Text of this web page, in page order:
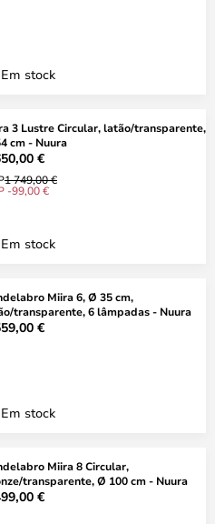
Em stock
3 Lustre Circular, latão/transparente,
cm - Nuura
€
1 749,00 €
-99,00 €
Em stock
Miira 6, Ø 35 cm,
transparente, 6 lâmpadas - Nuura
€
Em stock
Miira 8 Circular,
transparente, Ø 100 cm - Nuura
€